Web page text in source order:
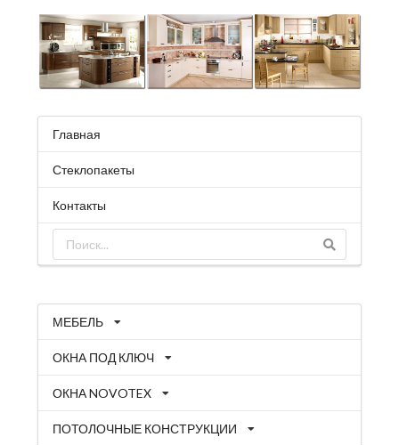
Главная
Стеклопакеты
Контакты
МЕБЕЛЬ
ОКНА ПОД КЛЮЧ
ОКНА NOVOTEX
ПОТОЛОЧНЫЕ КОНСТРУКЦИИ